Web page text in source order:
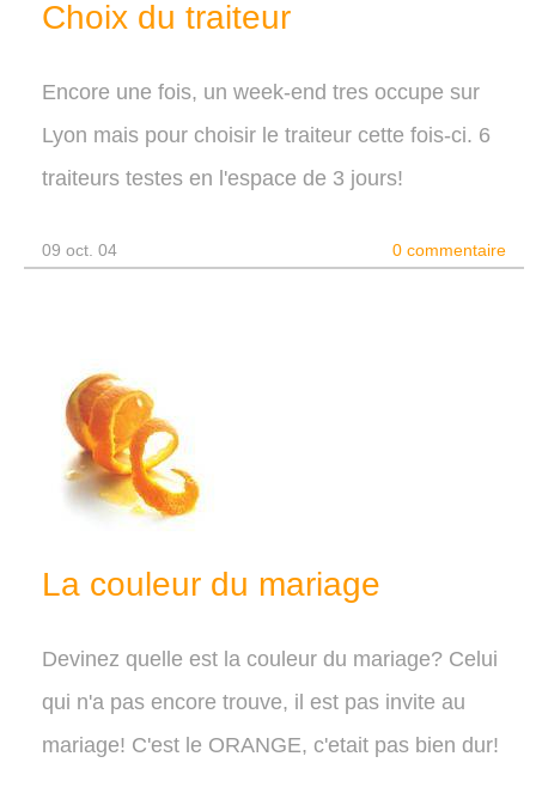
Choix du traiteur
Encore une fois, un week-end tres occupe sur
Lyon mais pour choisir le traiteur cette fois-ci. 6
traiteurs testes en l'espace de 3 jours!
09 oct. 04 0 commentaire
La couleur du mariage
Devinez quelle est la couleur du mariage? Celui
qui n'a pas encore trouve, il est pas invite au
mariage! C'est le ORANGE, c'etait pas bien dur!